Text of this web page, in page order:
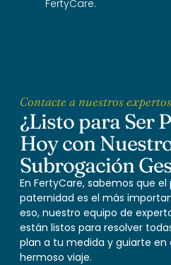
FertyCare.
Contacte a nuestros
¿Listo para Ser
Hoy con
Subrogación
En FertyCare, sabemos que
paternidad es el más
eso, nuestro equipo de
están listos para resolver
plan a tu medida y guiarte
hermoso viaje.